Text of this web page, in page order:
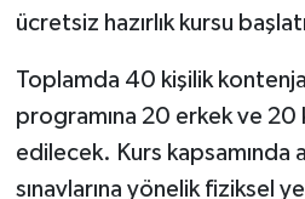
ücretsiz hazırlık kursu
Toplamda 40 kişilik
programına 20 erkek ve 20
edilecek. Kurs kapsamında
sınavlarına yönelik fiziksel